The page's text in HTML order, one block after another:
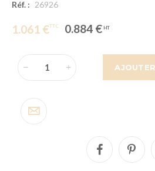
Réf. : 26926
1.061 € 0.884 €